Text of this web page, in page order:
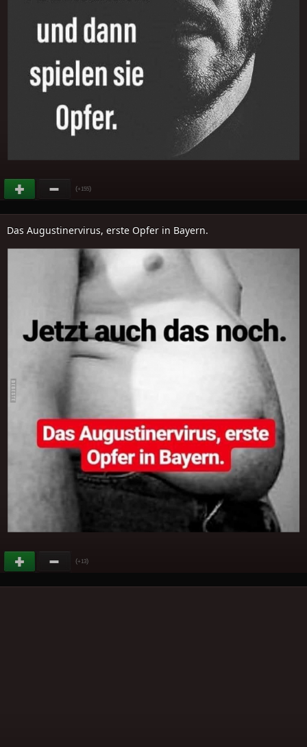
(+155)
Das Augustinervirus, erste Opfer in Bayern.
(+13)